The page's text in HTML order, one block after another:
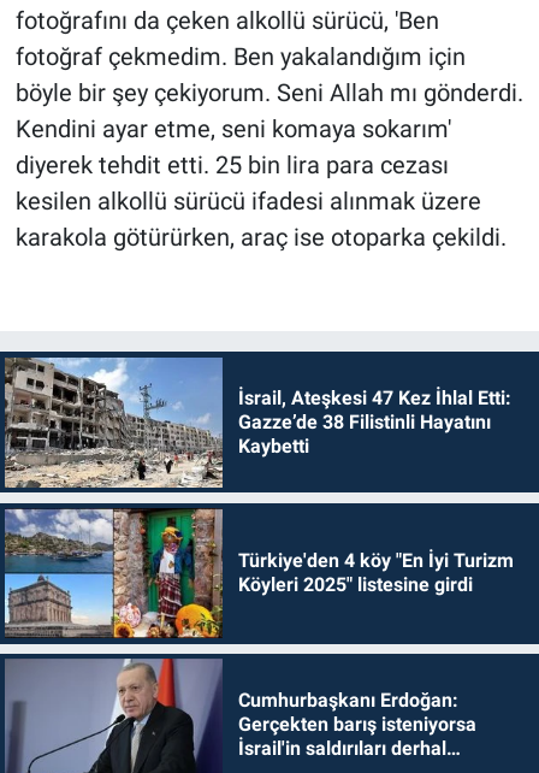
fotoğrafını da çeken alkollü sürücü, 'Ben
fotoğraf çekmedim. Ben yakalandığım için
böyle bir şey çekiyorum. Seni Allah mı gönderdi.
Kendini ayar etme, seni komaya sokarım'
diyerek tehdit etti. 25 bin lira para cezası
kesilen alkollü sürücü ifadesi alınmak üzere
karakola götürürken, araç ise otoparka çekildi.
İsrail, Ateşkesi 47 Kez İhlal Etti:
Gazze’de 38 Filistinli Hayatını
Kaybetti
Türkiye'den 4 köy "En İyi Turizm
Köyleri 2025" listesine girdi
Cumhurbaşkanı Erdoğan:
Gerçekten barış isteniyorsa
İsrail'in saldırıları derhal